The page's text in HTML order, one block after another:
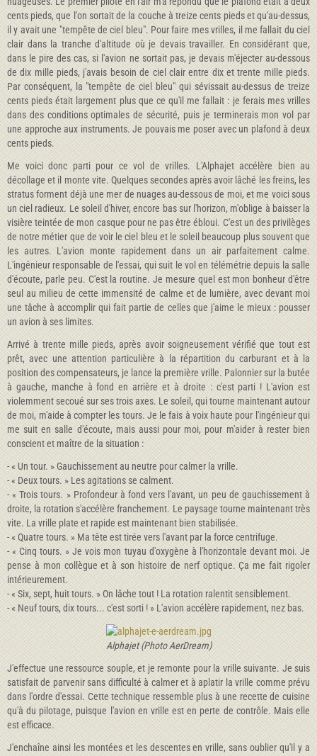
cents pieds, que l'on sortait de la couche à treize cents pieds et qu'au-dessus,
il y avait une "tempête de ciel bleu". Pour faire mes vrilles, il me fallait du ciel
clair dans la tranche d'altitude où je devais travailler. En considérant que,
dans le pire des cas, si l'avion ne sortait pas, je devais m'éjecter au-dessous
de dix mille pieds, j'avais besoin de ciel clair entre dix et trente mille pieds.
Par conséquent, la "tempête de ciel bleu" qui sévissait au-dessus de treize
cents pieds était largement plus que ce qu'il me fallait : je ferais mes vrilles
dans des conditions optimales de sécurité, puis je terminerais mon vol par
une approche aux instruments. Je pouvais me poser avec un plafond à deux
cents pieds.
Me voici donc parti pour ce vol de vrilles. L'Alphajet accélère bien au
décollage et il monte vite. Quelques secondes après avoir lâché les freins, les
stratus forment déjà une mer de nuages au-dessous de moi, et me voici sous
un ciel radieux. Le soleil d'hiver, encore bas sur l'horizon, m'oblige à baisser la
visière teintée de mon casque pour ne pas être ébloui. C'est un des privilèges
de notre métier que de voir le ciel bleu et le soleil beaucoup plus souvent que
les autres. L'avion monte rapidement dans un air parfaitement calme.
L'ingénieur responsable de l'essai, qui suit le vol en télémétrie depuis la salle
d'écoute, parle peu. C'est la routine. Je mesure quel est mon bonheur d'être
seul au milieu de cette immensité de calme et de lumière, avec devant moi
une tâche à accomplir qui fait partie de celles que j'aime le mieux : pousser
un avion à ses limites.
Arrivé à trente mille pieds, après avoir soigneusement vérifié que tout est
prêt, avec une attention particulière à la répartition du carburant et à la
position des compensateurs, je lance la première vrille. Palonnier sur la butée
à gauche, manche à fond en arrière et à droite : c'est parti ! L'avion est
violemment secoué sur ses trois axes. Le soleil, qui tourne maintenant autour
de moi, m'aide à compter les tours. Je le fais à voix haute pour l'ingénieur qui
me suit en salle d'écoute, mais aussi pour moi, pour m'aider à rester bien
conscient et maître de la situation :
- « Un tour. » Gauchissement au neutre pour calmer la vrille.
- « Deux tours. » Les agi­tations se calment.
- « Trois tours. » Profondeur à fond vers l'avant, un peu de gauchissement à
droite, la rotation s'accélère franchement. Le paysage tourne maintenant très
vite. La vrille plate et rapide est maintenant bien stabilisée.
- « Quatre tours. » Ma tête est tirée vers l'avant par la force centri­fuge.
- « Cinq tours. » Je vois mon tuyau d'oxygène à l'horizontale devant moi. Je
pense à mon collègue et à son histoire de nerf optique. Ça me fait rigoler
intérieurement.
- « Six, sept, huit tours. » On lâche tout ! La rotation ralentit sensiblement.
- « Neuf tours, dix tours... c'est sorti ! » L'avion accé­lère rapidement, nez bas.
Alphajet (Photo AerDream)
J'effectue une ressource souple, et je remonte pour la vrille suivante. Je suis
satisfait de parvenir sans difficulté à calmer et à aplatir la vrille comme prévu
dans l'ordre d'essai. Cette technique ressemble plus à une recette de cuisine
qu'à du pilotage, puisque l'avion en vrille est en perte de contrôle. Mais elle
est efficace.
J'enchaîne ainsi les montées et les descentes en vrille, sans oublier qu'il y a